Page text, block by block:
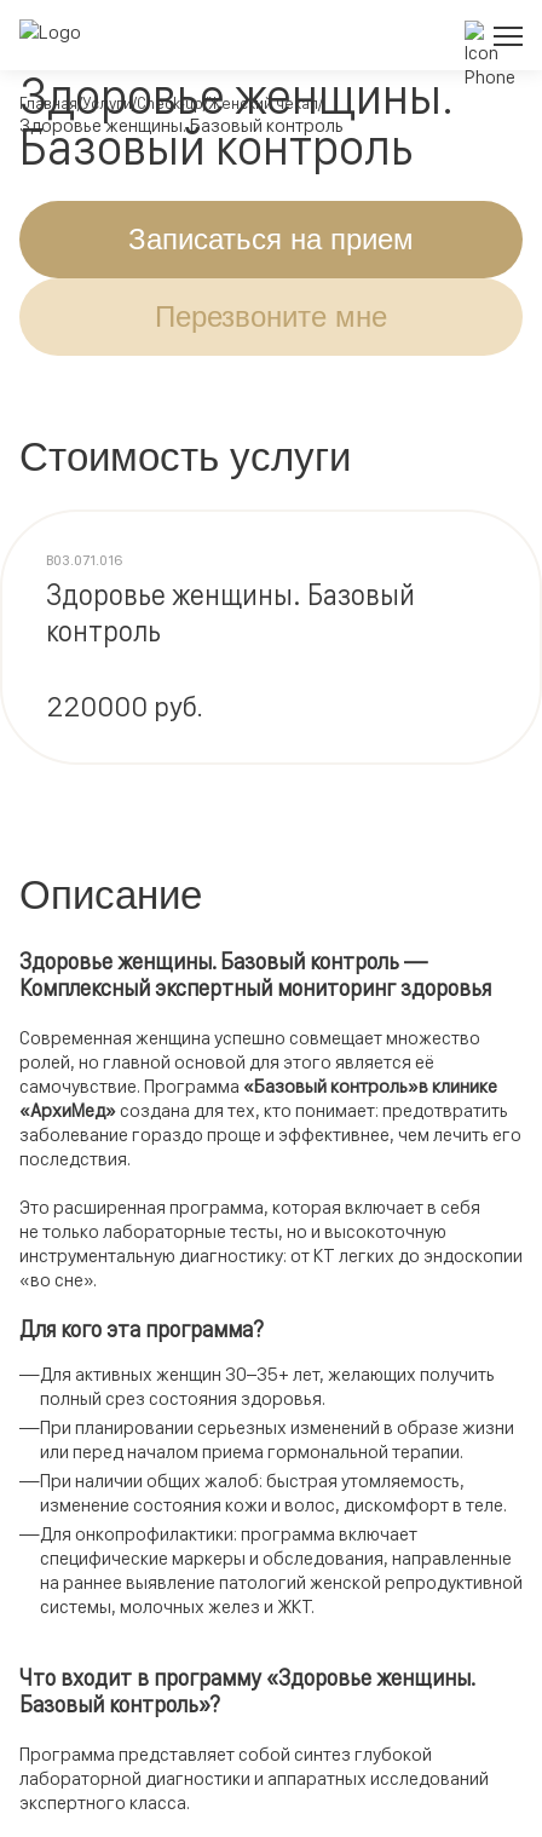
Главная Услуги Check-up Женский чекап
Здоровье женщины. Базовый контроль
Здоровье женщины.
Базовый контроль
Записаться на прием
Перезвоните мне
Стоимость услуги
Здоровье женщины. Базовый
контроль
В03.071.016
220000 руб.
Описание
Здоровье женщины. Базовый контроль —
Комплексный экспертный мониторинг здоровья
Современная женщина успешно совмещает множество
ролей, но главной основой для этого является её
самочувствие. Программа «Базовый контроль»в клинике
«АрхиМед»создана для тех, кто понимает: предотвратить
заболевание гораздо проще и эффективнее, чем лечить его
последствия.
Это расширенная программа, которая включает в себя
не только лабораторные тесты, но и высокоточную
инструментальную диагностику: от КТ легких до эндоскопии
«во сне».
Для кого эта программа?
Для активных женщин 30–35+ лет, желающих получить
полный срез состояния здоровья.
При планировании серьезных изменений в образе жизни
или перед началом приема гормональной терапии.
При наличии общих жалоб: быстрая утомляемость,
изменение состояния кожи и волос, дискомфорт в теле.
Для онкопрофилактики: программа включает
специфические маркеры и обследования, направленные
на раннее выявление патологий женской репродуктивной
системы, молочных желез и ЖКТ.
Что входит в программу «Здоровье женщины.
Базовый контроль»?
Программа представляет собой синтез глубокой
лабораторной диагностики и аппаратных исследований
экспертного класса.